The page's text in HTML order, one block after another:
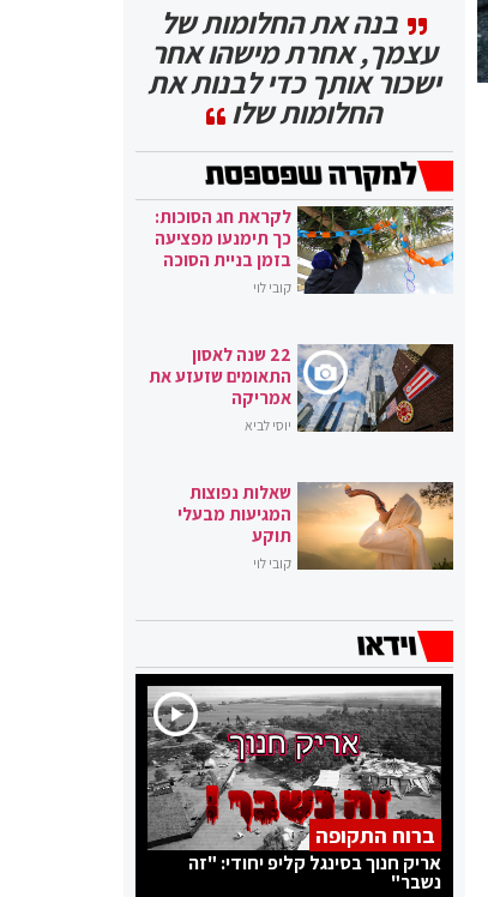
בנה את החלומות של
עצמך, אחרת מישהו אחר
ישכור אותך כדי לבנות את
החלומות שלו
לקראת חג הסוכות:
כך תימנעו מפציעה
בזמן בניית הסוכה
קובי לוי
22 שנה לאסון
התאומים שזעזע את
אמריקה
יוסי לביא
שאלות נפוצות
המגיעות מבעלי
תוקע
קובי לוי
ברוח התקופה
אריק חנוך בסינגל קליפ יחודי: "זה
נשבר"